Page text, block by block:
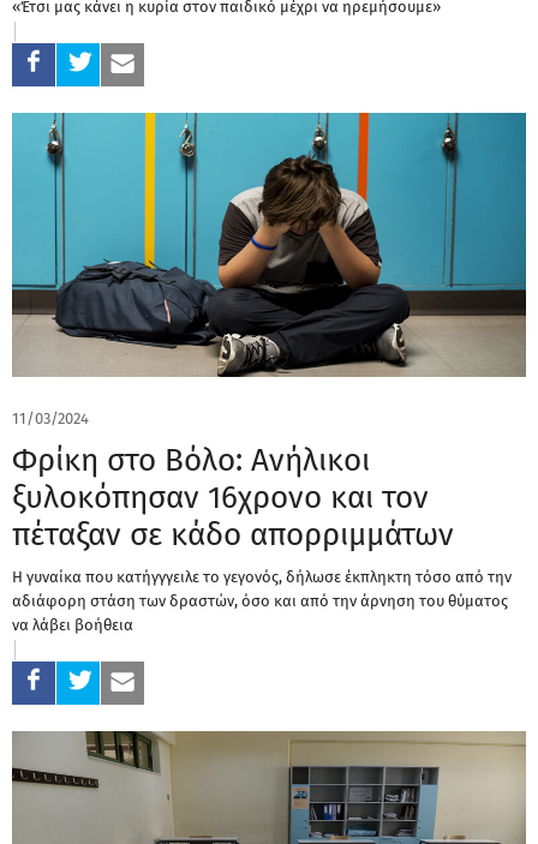
«Έτσι μας κάνει η κυρία στον παιδικό μέχρι να ηρεμήσουμε»
11/03/2024
Φρίκη στο Βόλο: Ανήλικοι
ξυλοκόπησαν 16χρονο και τον
πέταξαν σε κάδο απορριμμάτων
Η γυναίκα που κατήγγγειλε το γεγονός, δήλωσε έκπληκτη τόσο από την
αδιάφορη στάση των δραστών, όσο και από την άρνηση του θύματος
να λάβει βοήθεια